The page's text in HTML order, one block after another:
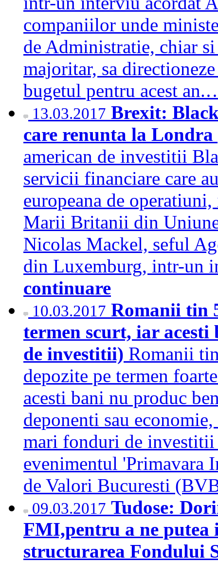
companiilor unde
de Administratie, chiar
majoritar, sa
bugetul pentru acest
13.03.2017 Brexit:
care renunta la
american de investitii
servicii financiare care
europeana de
Marii Britanii din
Nicolas Mackel, seful
din Luxemburg, intr-un
continuare
10.03.2017 Romanii tin
termen scurt, iar
de investitii) Romanii
depozite pe termen
acesti bani nu produc
deponenti sau
mari fonduri de investitii
evenimentul 'Primavara
de Valori Bucuresti
09.03.2017 Tudose:
FMI,pentru a ne putea
structurarea Fondului